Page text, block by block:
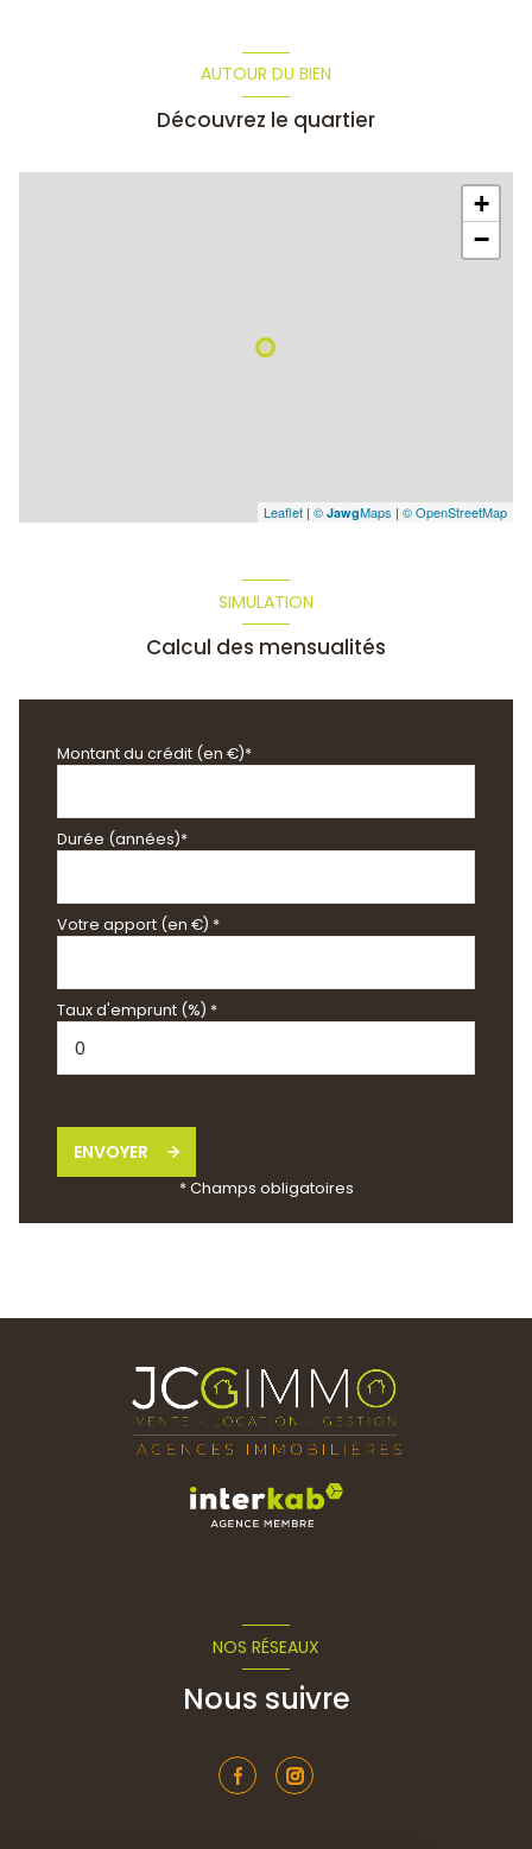
AUTOUR DU BIEN
Découvrez le quartier
+
−
Leaflet | © JawgMaps | © OpenStreetMap
SIMULATION
Calcul des mensualités
Montant du crédit (en €)*
Durée (années)*
Votre apport (en €) *
Taux d'emprunt (%) *
ENVOYER
* Champs obligatoires
NOS RÉSEAUX
Nous suivre